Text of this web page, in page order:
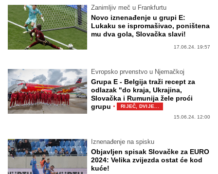
Zanimljiv meč u Frankfurtu
Novo iznenađenje u grupi E:
Lukaku se ispromašivao, poništena
mu dva gola, Slovačka slavi!
17.06.24. 19:57
Evropsko prvenstvo u Njemačkoj
Grupa E - Belgija traži recept za
odlazak "do kraja, Ukrajina,
Slovačka i Rumunija žele proći
grupu ·
RIJEČ, DVIJE...
15.06.24. 12:00
Iznenađenje na spisku
Objavljen spisak Slovačke za EURO
2024: Velika zvijezda ostat će kod
kuće!